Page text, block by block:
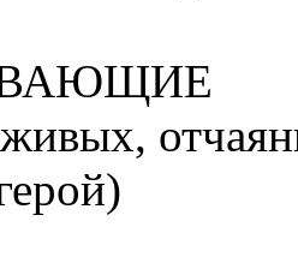
живых,